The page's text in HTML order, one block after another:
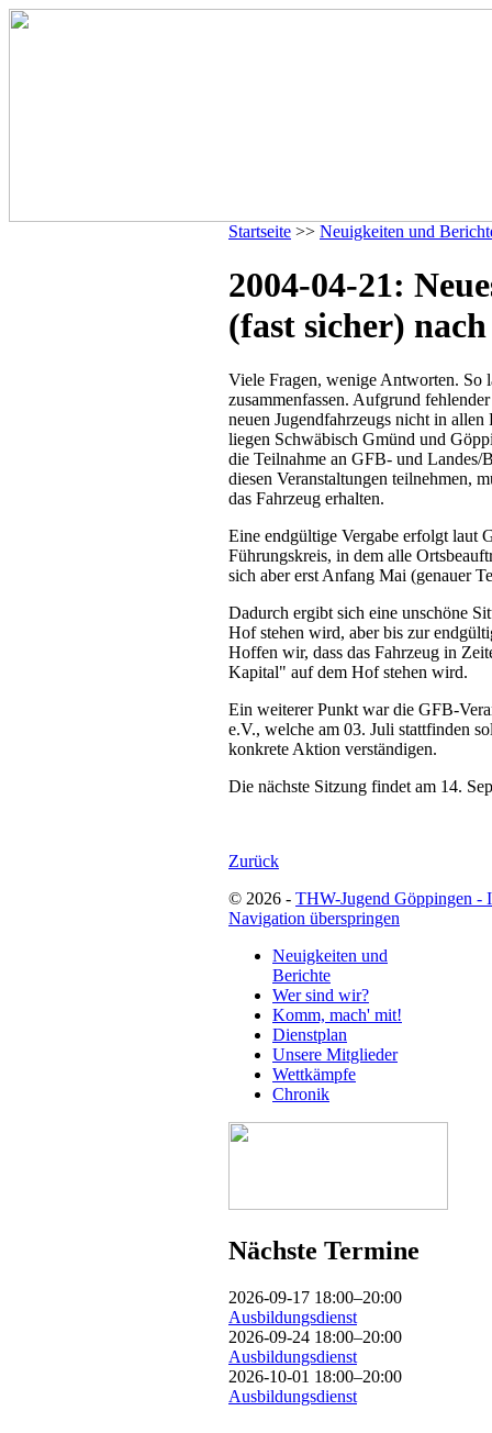
Startseite >> Neuigkeiten und
2004-04-21:
(fast sicher)
Viele Fragen, wenige Antworten. So
zusammenfassen. Aufgrund
neuen Jugendfahrzeugs nicht in
liegen Schwäbisch Gmünd und
die Teilnahme an GFB- und Landes/
diesen Veranstaltungen teilnehmen,
das Fahrzeug erhalten.
Eine endgültige Vergabe erfolgt laut
Führungskreis, in dem alle
sich aber erst Anfang Mai (genauer
Dadurch ergibt sich eine unschöne
Hof stehen wird, aber bis zur
Hoffen wir, dass das Fahrzeug in
Kapital" auf dem Hof stehen wird.
Ein weiterer Punkt war die GFB-
e.V., welche am 03. Juli stattfinden
konkrete Aktion verständigen.
Die nächste Sitzung findet am 14.
Zurück
© 2026 - THW-Jugend Göppingen -
Navigation überspringen
Neuigkeiten und
Berichte
Wer sind wir?
Komm, mach' mit!
Dienstplan
Unsere Mitglieder
Wettkämpfe
Chronik
Nächste Termine
2026-09-17 18:00–20:00
Ausbildungsdienst
2026-09-24 18:00–20:00
Ausbildungsdienst
2026-10-01 18:00–20:00
Ausbildungsdienst